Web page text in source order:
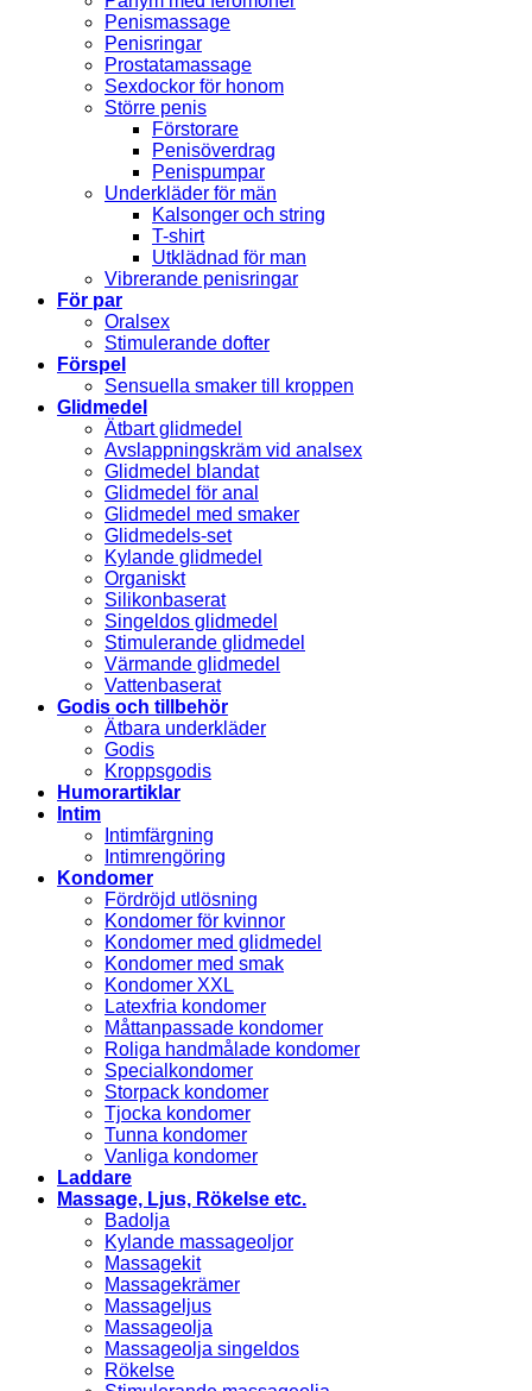
Penismassage
Penisringar
Prostatamassage
Sexdockor för honom
Större penis
Förstorare
Penisöverdrag
Penispumpar
Underkläder för män
Kalsonger och string
T-shirt
Utklädnad för man
Vibrerande penisringar
För par
Oralsex
Stimulerande dofter
Förspel
Sensuella smaker till kroppen
Glidmedel
Ätbart glidmedel
Avslappningskräm vid analsex
Glidmedel blandat
Glidmedel för anal
Glidmedel med smaker
Glidmedels-set
Kylande glidmedel
Organiskt
Silikonbaserat
Singeldos glidmedel
Stimulerande glidmedel
Värmande glidmedel
Vattenbaserat
Godis och tillbehör
Ätbara underkläder
Godis
Kroppsgodis
Humorartiklar
Intim
Intimfärgning
Intimrengöring
Kondomer
Fördröjd utlösning
Kondomer för kvinnor
Kondomer med glidmedel
Kondomer med smak
Kondomer XXL
Latexfria kondomer
Måttanpassade kondomer
Roliga handmålade kondomer
Specialkondomer
Storpack kondomer
Tjocka kondomer
Tunna kondomer
Vanliga kondomer
Laddare
Massage, Ljus, Rökelse etc.
Badolja
Kylande massageoljor
Massagekit
Massagekrämer
Massageljus
Massageolja
Massageolja singeldos
Rökelse